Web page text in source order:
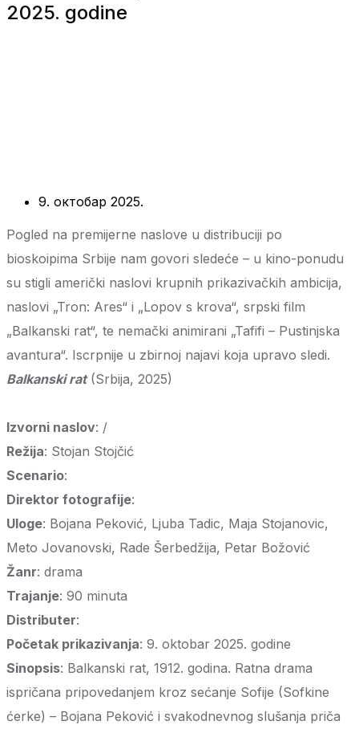
2025. godine
9. октобар 2025.
Pogled na premijerne naslove u distribuciji po
bioskoipima Srbije nam govori sledeće – u kino-ponudu
su stigli američki naslovi krupnih prikazivačkih ambicija,
naslovi „Tron: Ares“ i „Lopov s krova“, srpski film
„Balkanski rat“, te nemački animirani „Tafifi – Pustinjska
avantura“. Iscrpnije u zbirnoj najavi koja upravo sledi.
Balkanski rat(Srbija, 2025)
Izvorni naslov: /
Režija: Stojan Stojčić
Scenario:
Direktor fotografije:
Uloge: Bojana Peković, Ljuba Tadic, Maja Stojanovic,
Meto Jovanovski, Rade Šerbedžija, Petar Božović
Žanr: drama
Trajanje: 90 minuta
Distributer:
Početak prikazivanja: 9. oktobar 2025. godine
Sinopsis: Balkanski rat, 1912. godina. Ratna drama
ispričana pripovedanjem kroz sećanje Sofije (Sofkine
ćerke) – Bojana Peković i svakodnevnog slušanja priča